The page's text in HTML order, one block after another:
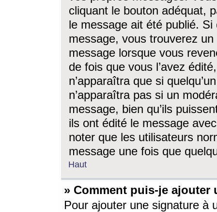
cliquant le bouton adéquat,
le message ait été publié. Si
message, vous trouverez
message lorsque vous
de fois que vous l’avez
n’apparaîtra que si
n’apparaîtra pas si un
message, bien qu’ils
ils ont édité le message
noter que les utilisateurs
message une fois que
Haut
» Comment puis-je ajouter
Pour ajouter une signature à